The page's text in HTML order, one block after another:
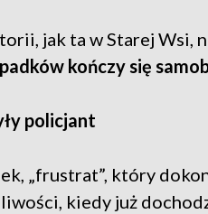
jak ta w Starej Wsi,
kończy się
policjant
„frustrat”, który
kiedy już